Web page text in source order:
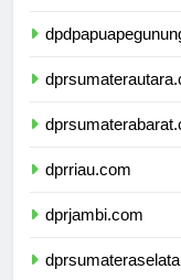
dprriau.com
dprjambi.com